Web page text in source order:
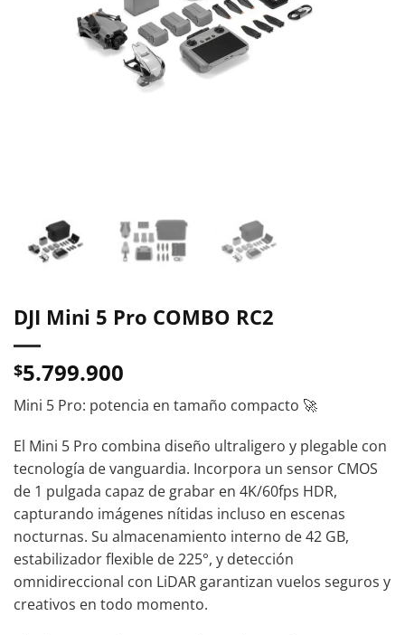
DJI Mini 5 Pro COMBO RC2
$5.799.900
Mini 5 Pro: potencia en tamaño compacto 🚀
El Mini 5 Pro combina diseño ultraligero y plegable con
tecnología de vanguardia. Incorpora un sensor CMOS
de 1 pulgada capaz de grabar en 4K/60fps HDR,
capturando imágenes nítidas incluso en escenas
nocturnas. Su almacenamiento interno de 42 GB,
estabilizador flexible de 225°, y detección
omnidireccional con LiDAR garantizan vuelos seguros y
creativos en todo momento.